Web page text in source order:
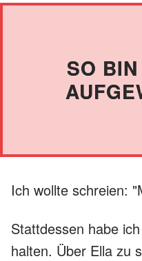
SO
Ich wollte schreien:
Stattdessen habe
halten. Über Ella zu